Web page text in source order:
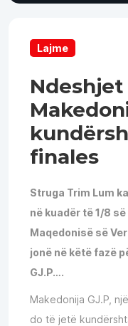
Lajme
Ndeshjet
finales
Struga Trim Lum
në kuadër të 1/8
Maqedonisë së
jonë në këtë fazë
GJ.P….
Makedonija GJ.P,
do të jetë